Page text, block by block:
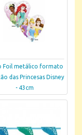
Foil metálico formato
das Princesas Disney
- 43cm